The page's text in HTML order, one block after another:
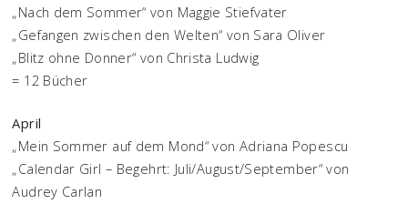
„Nach dem Sommer“ von Maggie Stiefvater
„Gefangen zwischen den Welten“ von Sara Oliver
„Blitz ohne Donner“ von Christa Ludwig
= 12 Bücher
April
„Mein Sommer auf dem Mond“ von Adriana Popescu
„Calendar Girl – Begehrt: Juli/August/September“ von
Audrey Carlan